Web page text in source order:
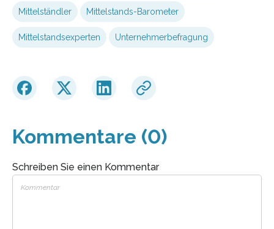
Mittelständler Mittelstands-Barometer
Mittelstandsexperten Unternehmerbefragung
Kommentare (0)
Schreiben Sie einen Kommentar